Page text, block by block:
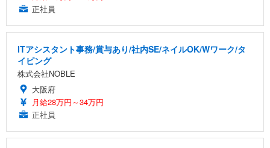
正社員
ITアシスタント事務/賞与あり/社内SE/ネイルOK/Wワーク/タ
イピング
株式会社NOBLE
大阪府
月給28万円～34万円
正社員